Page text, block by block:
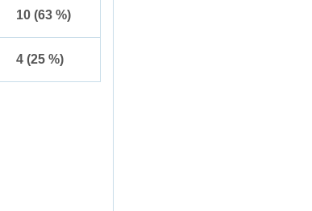
10 (63 %)
4 (25 %)